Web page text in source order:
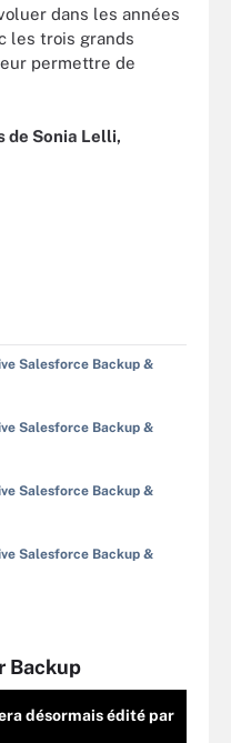
dans les années
les trois grands
permettre de
de Sonia Lelli,
Salesforce Backup &
Salesforce Backup &
Salesforce Backup &
Salesforce Backup &
Backup
désormais édité par